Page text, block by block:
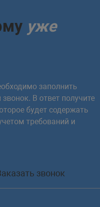
уже
заполнить
В ответ получите
будет содержать
требований и
звонок